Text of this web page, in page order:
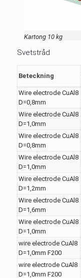
Kartong 10 kg
Svetstråd
Beteckning
Wire electrode CuAl8
D=0,8mm
Wire electrode CuAl8
D=1,0mm
Wire electrode CuAl8
D=0,8mm
Wire electrode CuAl8
D=1,0mm
Wire electrode CuAl8
D=1,2mm
Wire electrode CuAl8
D=1,6mm
Wire electrode CuAl8
D=1,0mm
wire electrode CuAl8
D=1,0mm F200
wire electrode CuAl8
D=1,0mm F200